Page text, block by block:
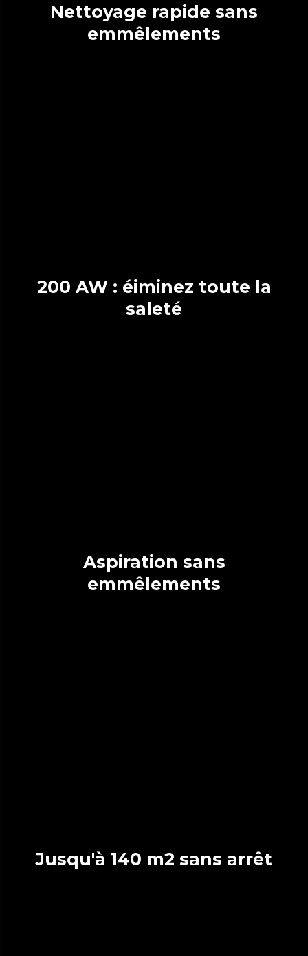
Nettoyage rapide sans
emmêlements
200 AW : éiminez toute la
saleté
Aspiration sans
emmêlements
Jusqu'à 140 m2 sans arrêt